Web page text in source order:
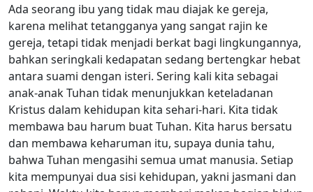
Ada seorang ibu yang tidak mau diajak ke gereja,
karena melihat tetangganya yang sangat rajin ke
gereja, tetapi tidak menjadi berkat bagi lingkungannya,
bahkan seringkali kedapatan sedang bertengkar hebat
antara suami dengan isteri. Sering kali kita sebagai
anak-anak Tuhan tidak menunjukkan keteladanan
Kristus dalam kehidupan kita sehari-hari. Kita tidak
membawa bau harum buat Tuhan. Kita harus bersatu
dan membawa keharuman itu, supaya dunia tahu,
bahwa Tuhan mengasihi semua umat manusia. Setiap
kita mempunyai dua sisi kehidupan, yakni jasmani dan